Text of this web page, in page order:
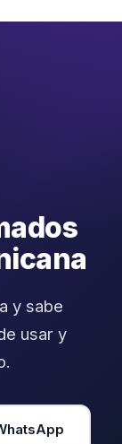
y sabe
usar y